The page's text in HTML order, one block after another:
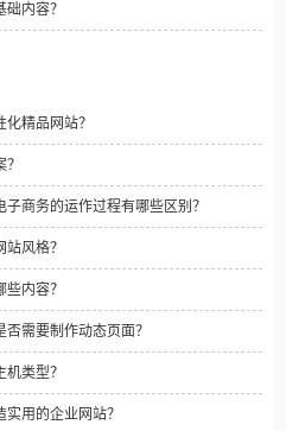
内容？
精品网站？
商务的运作过程有哪些区别？
风格？
内容？
需要制作动态页面？
类型？
用的企业网站？